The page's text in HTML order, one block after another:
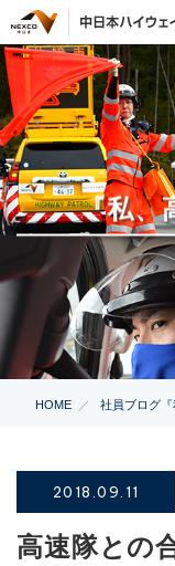
『私、
HOME 社員ブログ『
2018.09.11
高速隊との